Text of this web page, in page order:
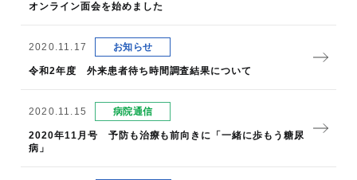
オンライン面会を始めました
2020.11.17 お知らせ
令和2年度 外来患者待ち時間調査結果について
2020.11.15 病院通信
2020年11月号 予防も治療も前向きに「一緒に歩もう糖尿
病」